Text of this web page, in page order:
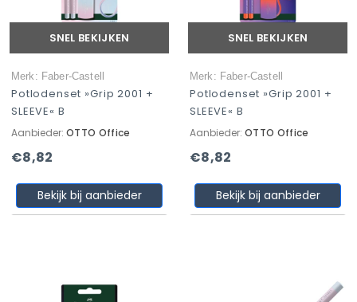
SNEL BEKIJKEN
Merk: Faber-Castell
Potlodenset »Grip 2001 +
SLEEVE« B
Aanbieder: OTTO Office
€8,82
Bekijk bij aanbieder
SNEL BEKIJKEN
Merk: Faber-Castell
Potlodenset »Grip 2001 +
SLEEVE« B
Aanbieder: OTTO Office
€8,82
Bekijk bij aanbieder